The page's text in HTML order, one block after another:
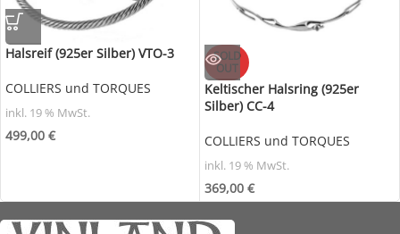
Halsreif (925er Silber) VTO-3
COLLIERS und TORQUES
inkl. 19 % MwSt.
499,00 €
SOLD
OUT
Keltischer Halsring (925er
Silber) CC-4
COLLIERS und TORQUES
inkl. 19 % MwSt.
369,00 €